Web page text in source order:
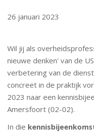
26 januari 2023
Wil jij als
nieuwe denken' van de
verbetering van de
concreet in de praktijk
2023 naar een
Amersfoort (02-02).
In die